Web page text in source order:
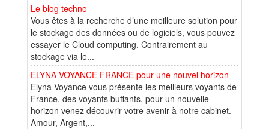
Le blog techno
Vous êtes à la recherche d’une meilleure solution pour
le stockage des données ou de logiciels, vous pouvez
essayer le Cloud computing. Contrairement au
stockage via le...
ELYNA VOYANCE FRANCE pour une nouvel horizon
Elyna Voyance vous présente les meilleurs voyants de
France, des voyants buffants, pour un nouvelle
horizon venez découvrir votre avenir à notre cabinet.
Amour, Argent,...